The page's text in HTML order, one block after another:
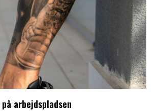
arbejdspladsen